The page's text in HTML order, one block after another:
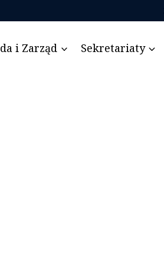
i Zarząd Sekretariaty